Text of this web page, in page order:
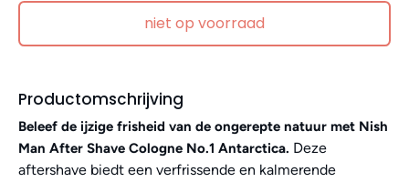
niet op voorraad
Productomschrijving
Beleef de ijzige frisheid van de ongerepte natuur met Nish
Man After Shave Cologne No.1 Antarctica. Deze
aftershave biedt een verfrissende en kalmerende